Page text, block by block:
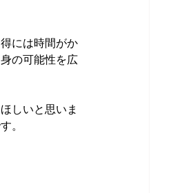
には時間がか
の可能性を広
しいと思いま
。